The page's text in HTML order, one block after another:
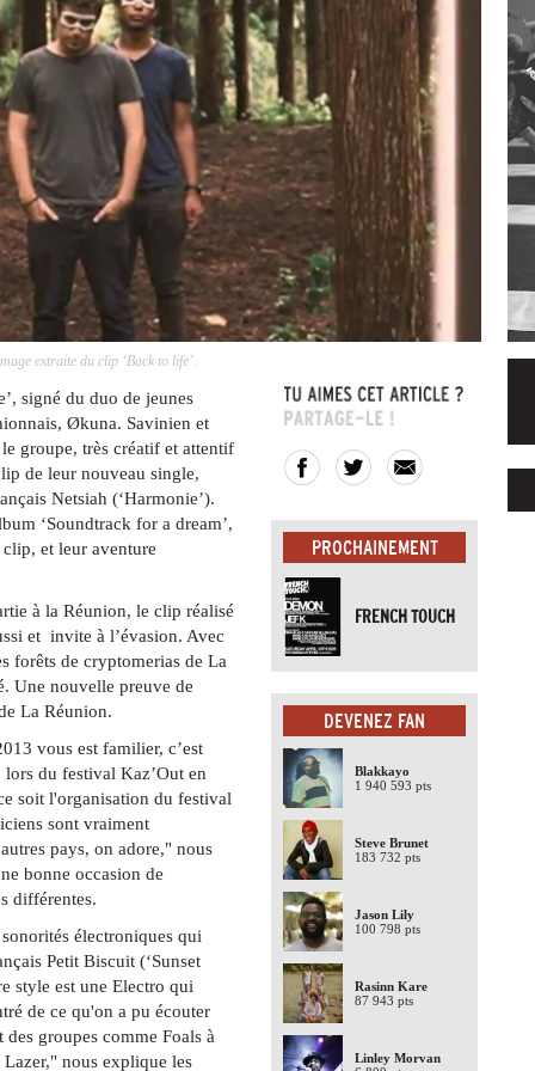
extraite du clip ‘Back to life’.
signé du duo de jeunes
Økuna. Savinien et
groupe, très créatif et attentif
de leur nouveau single,
Netsiah (‘Harmonie’).
‘Soundtrack for a dream’,
et leur aventure
à la Réunion, le clip réalisé
et invite à l’évasion. Avec
forêts de cryptomerias de La
Une nouvelle preuve de
La Réunion.
vous est familier, c’est
lors du festival Kaz’Out en
soit l'organisation du festival
sont vraiment
pays, on adore," nous
bonne occasion de
différentes.
électroniques qui
Petit Biscuit (‘Sunset
style est une Electro qui
de ce qu'on a pu écouter
groupes comme Foals à
nous explique les
PROCHAINEMENT
FRENCH TOUCH
DEVENEZ FAN
Blakkayo
1 940 593 pts
Steve Brunet
183 732 pts
Jason Lily
100 798 pts
Rasinn Kare
87 943 pts
Linley Morvan